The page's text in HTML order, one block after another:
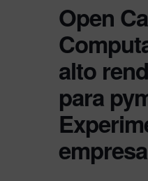
Open
alto
para